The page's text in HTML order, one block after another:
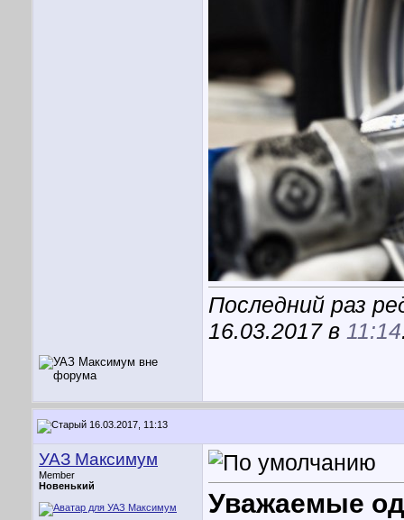
Последний раз
16.03.2017 в 11:14
16.03.2017, 11:13
УАЗ Максимум
Member
Новенький
Уважаемые